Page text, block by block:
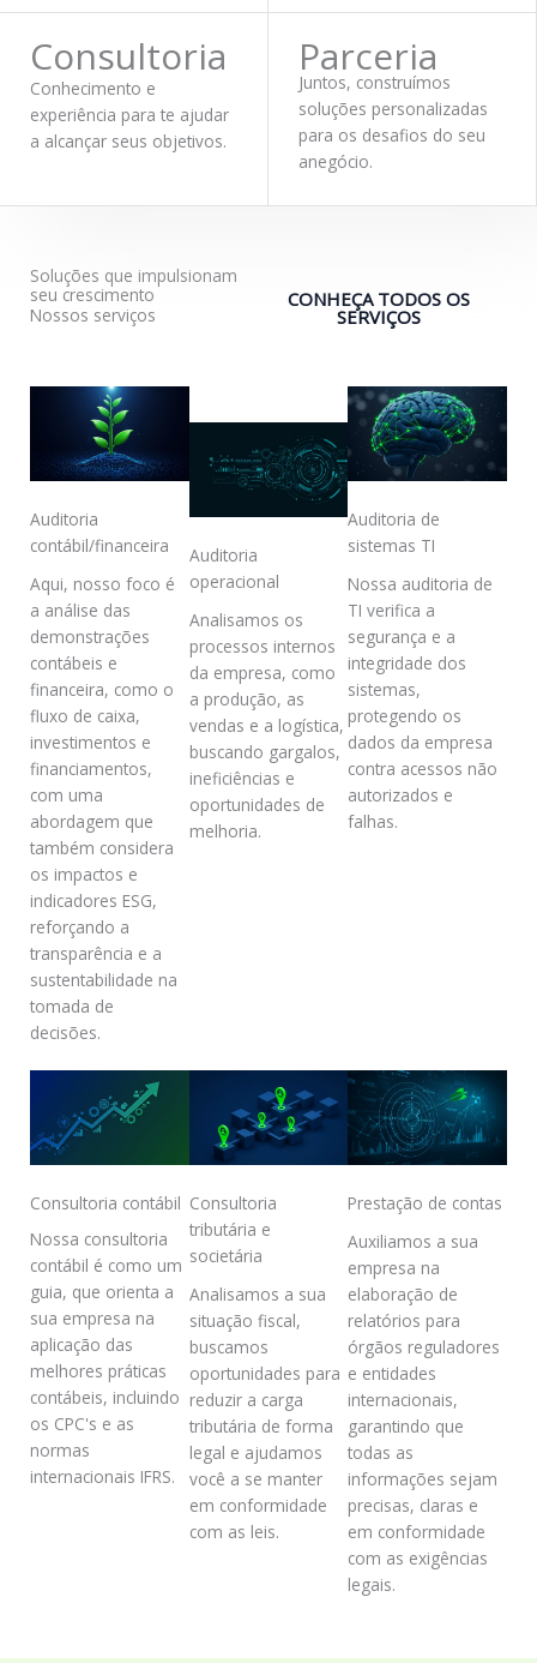
Consultoria
Conhecimento e
experiência para te ajudar
a alcançar seus objetivos.
Parceria
Juntos, construímos
soluções personalizadas
para os desafios do seu
anegócio.
Soluções que impulsionam
seu crescimento
Nossos serviços
CONHEÇA TODOS OS
SERVIÇOS
Auditoria
contábil/financeira
Aqui, nosso foco é
a análise das
demonstrações
contábeis e
financeira, como o
fluxo de caixa,
investimentos e
financiamentos,
com uma
abordagem que
também considera
os impactos e
indicadores ESG,
reforçando a
transparência e a
sustentabilidade na
tomada de
decisões.
Auditoria
operacional
Analisamos os
processos internos
da empresa, como
a produção, as
vendas e a logística,
buscando gargalos,
ineficiências e
oportunidades de
melhoria.
Auditoria de
sistemas TI
Nossa auditoria de
TI verifica a
segurança e a
integridade dos
sistemas,
protegendo os
dados da empresa
contra acessos não
autorizados e
falhas.
Consultoria contábil
Nossa consultoria
contábil é como um
guia, que orienta a
sua empresa na
aplicação das
melhores práticas
contábeis, incluindo
os CPC's e as
normas
internacionais IFRS.
Consultoria
tributária e
societária
Analisamos a sua
situação fiscal,
buscamos
oportunidades para
reduzir a carga
tributária de forma
legal e ajudamos
você a se manter
em conformidade
com as leis.
Prestação de contas
Auxiliamos a sua
empresa na
elaboração de
relatórios para
órgãos reguladores
e entidades
internacionais,
garantindo que
todas as
informações sejam
precisas, claras e
em conformidade
com as exigências
legais.